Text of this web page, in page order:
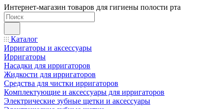
Интернет-магазин товаров для гигиены полости рта
Каталог
Ирригаторы и аксессуары
Ирригаторы
Насадки для ирригаторов
Жидкости для ирригаторов
Средства для чистки ирригаторов
Комплектующие и аксессуары для ирригаторов
Электрические зубные щетки и аксессуары